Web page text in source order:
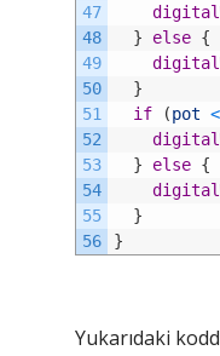
47
48
49
50
51
52
53
54
55
56
}
else {
}
if
(pot <
}
else {
}
}
Yukarıdaki